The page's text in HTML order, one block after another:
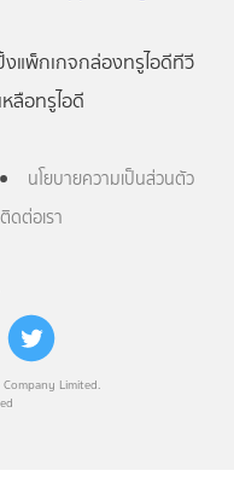
Limited.
งแพ็กเกจกล่องทรูไอดีทีวี
ลือทรูไอดี
นโยบายความเป็นส่วนตัว
ติดต่อเรา